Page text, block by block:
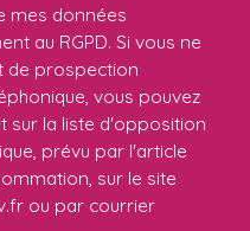
mes données
au RGPD. Si vous ne
de prospection
vous pouvez
sur la liste d'opposition
prévu par l'article
sur le site
ou par courrier